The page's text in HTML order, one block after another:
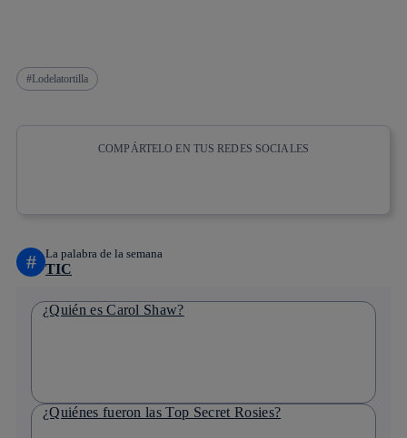
Lodelatortilla
COMPÁRTELO EN TUS REDES SOCIALES
# La palabra de la semana
TIC
¿Quién es Carol Shaw?
¿Quiénes fueron las Top Secret Rosies?